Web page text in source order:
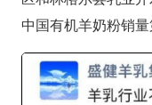
中国有机羊奶粉销量